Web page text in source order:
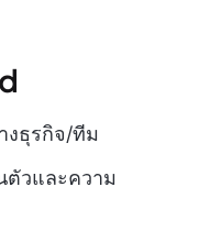
งธุรกิจ/ทีม
ตัวและความ